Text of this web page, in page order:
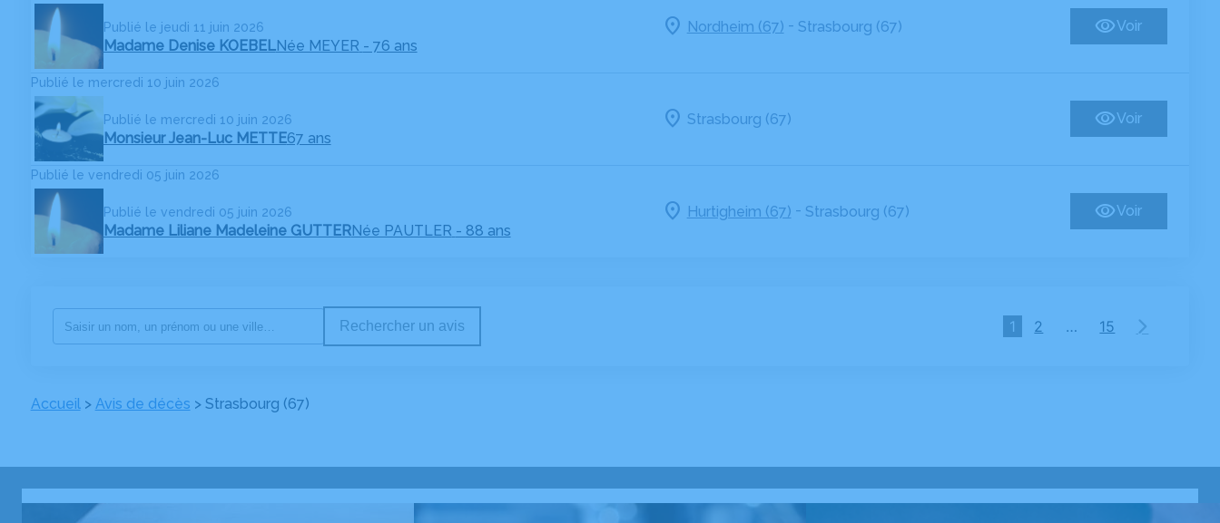
Publié le jeudi 11 juin 2026
Madame Denise KOEBELNée MEYER - 76 ans
Nordheim (67) - Strasbourg (67) Voir
Publié le mercredi 10 juin 2026
Publié le mercredi 10 juin 2026
Monsieur Jean-Luc METTE67 ans
Strasbourg (67) Voir
Publié le vendredi 05 juin 2026
Publié le vendredi 05 juin 2026
Madame Liliane Madeleine GUTTERNée PAUTLER - 88 ans
Hurtigheim (67) - Strasbourg (67) Voir
Rechercher un avis 1 2 … 15
Accueil> Avis de décès > Strasbourg (67)